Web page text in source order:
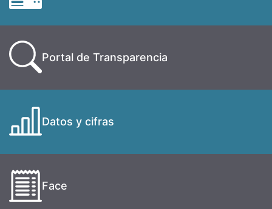
Portal de Transparencia
Datos y cifras
Face